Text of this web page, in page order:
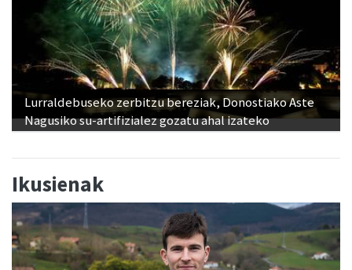
Lurraldebuseko zerbitzu bereziak, Donostiako Aste
Nagusiko su-artifizialez gozatu ahal izateko
Ikusienak